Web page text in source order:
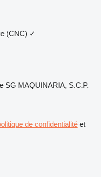
(CNC) ✓
SG MAQUINARIA, S.C.P.
de confidentialité et